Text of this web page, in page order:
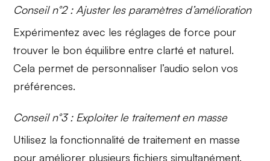
Conseil n°2 : Ajuster les paramètres d’amélioration
Expérimentez avec les réglages de force pour
trouver le bon équilibre entre clarté et naturel.
Cela permet de personnaliser l’audio selon vos
préférences.
Conseil n°3 : Exploiter le traitement en masse
Utilisez la fonctionnalité detraitement en masse
pour améliorer plusieurs fichiers simultanément.